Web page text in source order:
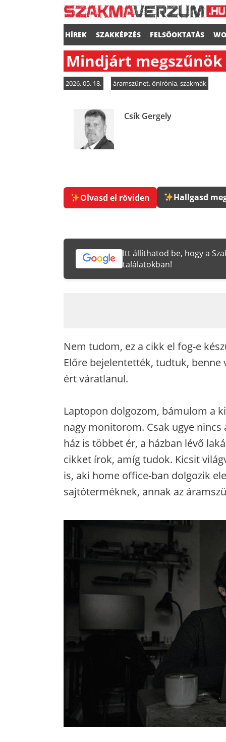
HÍREK SZAKKÉPZÉS FELSŐOKTATÁS
Mindjárt
2026. 05. 18. áramszünet,önirónia,szakmák
Csík Gergely
Olvasd el röviden Hallgasd
Itt állíthatod be, hogy a
találatokban!
Nem tudom, ez a cikk el fog-e
Előre bejelentették, tudtuk, benne
ért váratlanul.
Laptopon dolgozom, bámulom a
nagy monitorom. Csak ugye
ház is többet ér, a házban lévő
cikket írok, amíg tudok. Kicsit
is, aki home office-ban dolgozik
sajtóterméknek, annak az